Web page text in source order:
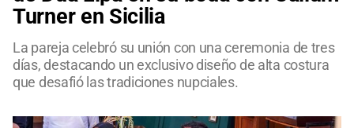
Turner en Sicilia
La pareja celebró su unión con una ceremonia de tres
días, destacando un exclusivo diseño de alta costura
que desafió las tradiciones nupciales.